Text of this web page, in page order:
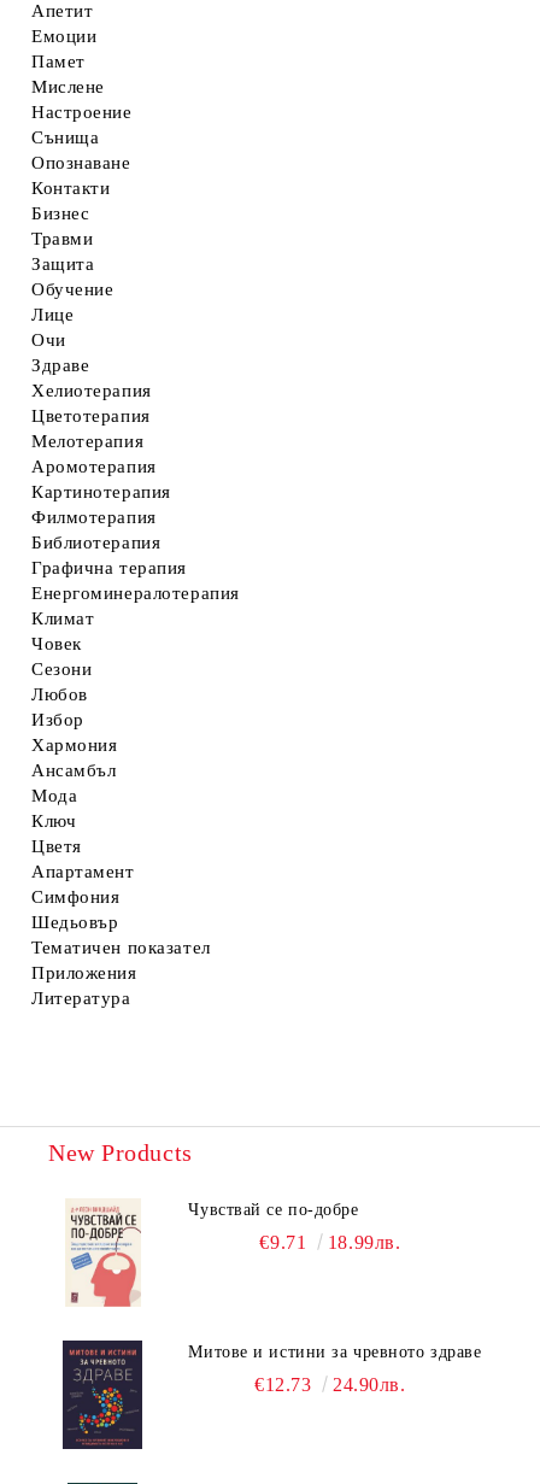
Апетит
Емоции
Памет
Мислене
Настроение
Сънища
Опознаване
Контакти
Бизнес
Травми
Защита
Обучение
Лице
Очи
Здраве
Хелиотерапия
Цветотерапия
Мелотерапия
Аромотерапия
Картинотерапия
Филмотерапия
Библиотерапия
Графична терапия
Енергоминералотерапия
Климат
Човек
Сезони
Любов
Избор
Хармония
Ансамбъл
Мода
Ключ
Цветя
Апартамент
Симфония
Шедьовър
Тематичен показател
Приложения
Литература
New Products
Чувствай се по-добре
€9.71 18.99лв.
Митове и истини за чревното здраве
€12.73 24.90лв.